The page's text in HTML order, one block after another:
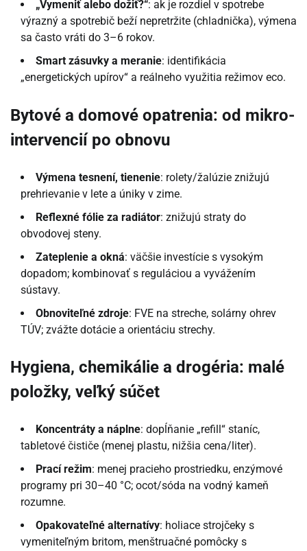
„Vymeniť alebo dožiť?“: ak je rozdiel v spotrebe
výrazný a spotrebič beží nepretržite (chladnička), výmena
sa často vráti do 3–6 rokov.
Smart zásuvky a meranie: identifikácia
„energetických upírov“ a reálneho využitia režimov eco.
Bytové a domové opatrenia: od mikro-
intervencií po obnovu
Výmena tesnení, tienenie: rolety/žalúzie znižujú
prehrievanie v lete a úniky v zime.
Reflexné fólie za radiátor: znižujú straty do
obvodovej steny.
Zateplenie a okná: väčšie investície s vysokým
dopadom; kombinovať s reguláciou a vyvážením
sústavy.
Obnoviteľné zdroje: FVE na streche, solárny ohrev
TÚV; zvážte dotácie a orientáciu strechy.
Hygiena, chemikálie a drogéria: malé
položky, veľký súčet
Koncentráty a náplne: dopĺňanie „refill“ staníc,
tabletové čističe (menej plastu, nižšia cena/liter).
Prací režim: menej pracieho prostriedku, enzýmové
programy pri 30–40 °C; ocot/sóda na vodný kameň
rozumne.
Opakovateľné alternatívy: holiace strojčeky s
vymeniteľným britom, menštruačné pomôcky s